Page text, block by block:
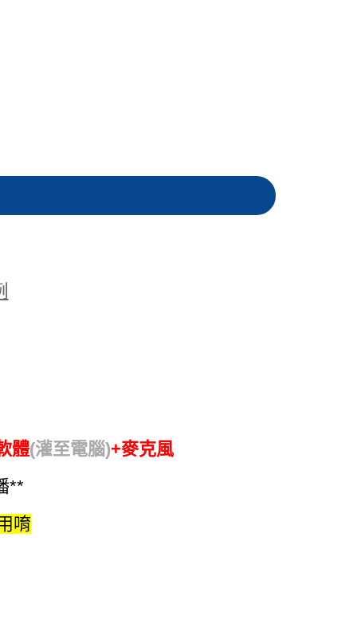
體(灌至電腦)+麥克風
**
唷